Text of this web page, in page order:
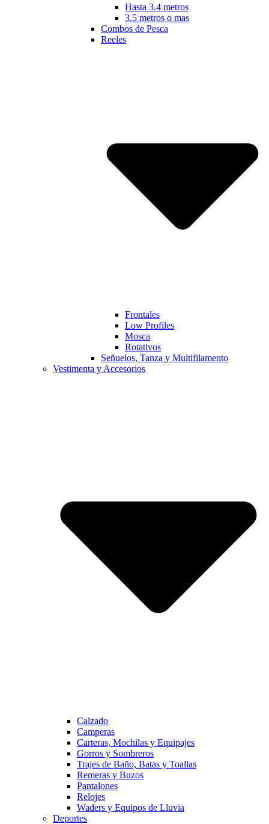
Hasta 3.4 metros
3.5 metros o mas
Combos de Pesca
Reeles
Frontales
Low Profiles
Mosca
Rotativos
Señuelos, Tanza y Multifilamento
Vestimenta y Accesorios
Calzado
Camperas
Carteras, Mochilas y Equipajes
Gorros y Sombreros
Trajes de Baño, Batas y Toallas
Remeras y Buzos
Pantalones
Relojes
Waders y Equipos de Lluvia
Deportes